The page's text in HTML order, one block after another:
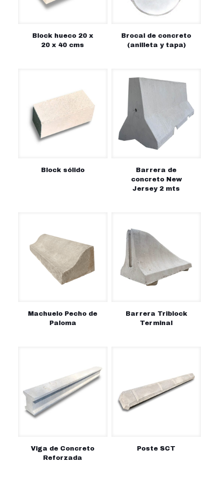
Block hueco 20 x
20 x 40 cms
Brocal de concreto
(anilleta y tapa)
Block sólido
Barrera de
concreto New
Jersey 2 mts
Machuelo Pecho de
Paloma
Barrera Triblock
Terminal
Viga de Concreto
Reforzada
Poste SCT